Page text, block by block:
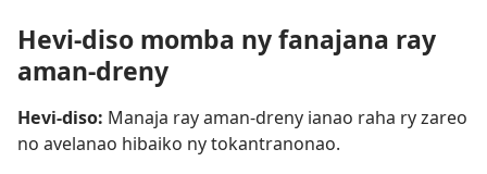
Hevi-diso momba ny fanajana ray
aman-dreny
Hevi-diso: Manaja ray aman-dreny ianao raha ry zareo
no avelanao hibaiko ny tokantranonao.